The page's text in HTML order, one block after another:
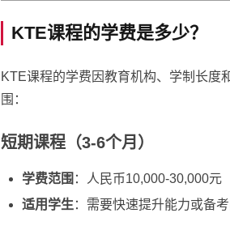
KTE课程的学费是多少？
KTE课程的学费因教育机构、学制长度
围：
短期课程（3-6个月）
学费范围 ：人民币10,000-30,000元
适用学生 ：需要快速提升能力或备考